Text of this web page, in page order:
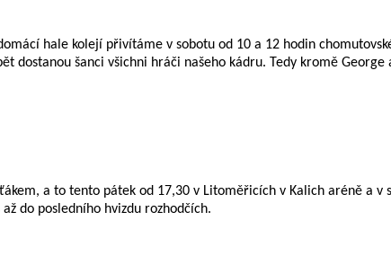
hale kolejí přivítáme v sobotu od 10 a 12 hodin
šanci všichni hráči našeho kádru. Tedy kromě
a to tento pátek od 17,30 v Litoměřicích v Kalich aréně a
do posledního hvizdu rozhodčích.